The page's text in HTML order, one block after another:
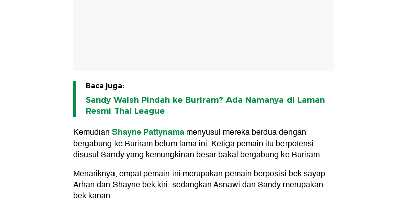
Baca juga:
Sandy Walsh Pindah ke Buriram? Ada Namanya di Laman
Resmi Thai League
KemudianShayne Pattynamamenyusul mereka berdua dengan
bergabung ke Buriram belum lama ini. Ketiga pemain itu berpotensi
disusul Sandy yang kemungkinan besar bakal bergabung ke Buriram.
Menariknya, empat pemain ini merupakan pemain berposisi bek sayap.
Arhan dan Shayne bek kiri, sedangkan Asnawi dan Sandy merupakan
bek kanan.